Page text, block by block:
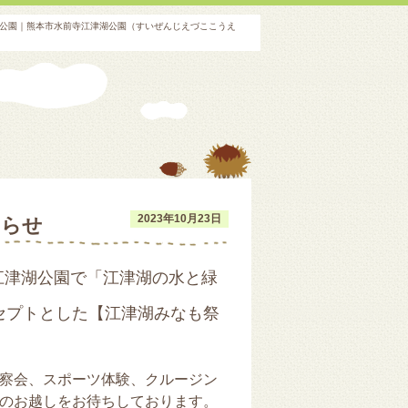
｜熊本市水前寺江津湖公園（すいぜんじえづここうえ
2023年10月23日
せ
湖公園で「江津湖の水と緑
トとした【江津湖みなも祭
会、スポーツ体験、クルージン
お越しをお待ちしております。